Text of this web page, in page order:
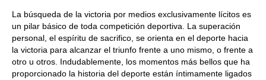
La búsqueda de la victoria por medios exclusivamente lícitos es
un pilar básico de toda competición deportiva. La superación
personal, el espíritu de sacrifico, se orienta en el deporte hacia
la victoria para alcanzar el triunfo frente a uno mismo, o frente a
otro u otros. Indudablemente, los momentos más bellos que ha
proporcionado la historia del deporte están íntimamente ligados